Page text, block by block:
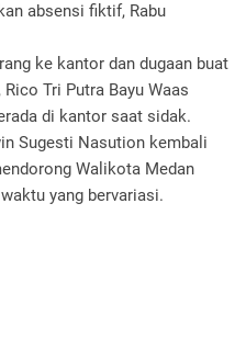
absensi fiktif, Rabu
ke kantor dan dugaan buat
Tri Putra Bayu Waas
di kantor saat sidak.
Sugesti Nasution kembali
Walikota Medan
yang bervariasi.